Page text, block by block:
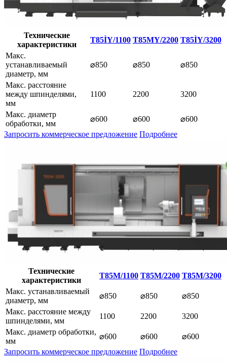
Технические
характеристики
T85ÌY/1100 T85MY/2200 T85ÌY/3200
Макс.
устанавливаемый
диаметр, мм
⌀850 ⌀850 ⌀850
Макс. расстояние
между шпинделями,
мм
1100 2200 3200
Макс. диаметр
обработки, мм
⌀600 ⌀600
⌀600
Запросить коммерческое предложение Подробнее
Технические
характеристики
T85M/1100 T85M/2200 T85M/3200
Макс. устанавливаемый
диаметр, мм
⌀850 ⌀850
⌀850
Макс. расстояние между
шпинделями, мм
1100 2200
3200
Макс. диаметр обработки,
мм
⌀600 ⌀600
⌀600
Запросить коммерческое предложение Подробнее